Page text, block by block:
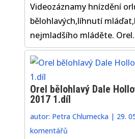
Videozáznamy hnízdění
bělohlavých,líhnutí
nejmladšího mláděte.
Orel bělohlavý Dale
2017 1.díl
autor: Petra Chlumecka | 29.
komentářů